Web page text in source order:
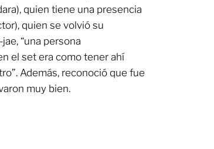
quien tiene una presencia
quien se volvió su
“una persona
el set era como tener ahí
Además, reconoció que fue
muy bien.